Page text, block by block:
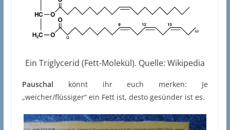
Ein Triglycerid (Fett-Molekül). Quelle: Wikipedia
Pauschal könnt ihr euch merken: Je
„weicher/flüssiger“ ein Fett ist, desto gesünder ist es.